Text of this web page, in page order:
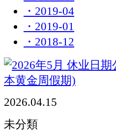
・2019-04
・2019-01
・2018-12
2026.04.15
未分類